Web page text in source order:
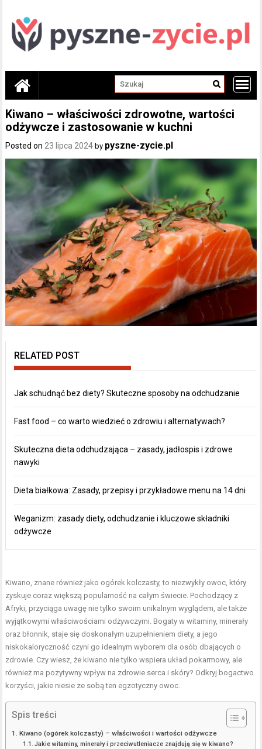
content
Kiwano – właściwości zdrowotne, wartości
odżywcze i zastosowanie w kuchni
Posted on 23 lipca 2024 by pyszne-zycie.pl
RELATED POST
Jak schudnąć bez diety? Skuteczne sposoby na odchudzanie
Fast food – co warto wiedzieć o zdrowiu i alternatywach?
Skuteczna dieta odchudzająca – zasady, jadłospis i zdrowe
nawyki
Dieta białkowa: Zasady, przepisy i przykładowe menu na 14 dni
Weganizm: zasady diety, odchudzanie i kluczowe składniki
odżywcze
Kiwano, znane również jako ogórek kolczasty, to niezwykły owoc, który
zyskuje coraz większą popularność na całym świecie. Pochodzący z
Afryki, przyciąga uwagę nie tylko swoim unikalnym wyglądem, ale także
wyjątkowymi właściwościami odżywczymi. Bogaty w witaminy, minerały
oraz błonnik, staje się doskonałym uzupełnieniem diety, a jego
niskokaloryczność czyni go idealnym wyborem dla osób dbających o
zdrowie. Czy wiesz, że kiwano nie tylko wspiera układ pokarmowy, ale
również ma pozytywny wpływ na zdrowie serca i skóry? Odkryj bogactwo
korzyści, jakie niesie ze sobą ten egzotyczny owoc.
Spis treści
Kiwano (ogórek kolczasty) – właściwości i wartości odżywcze
Jakie witaminy, minerały i przeciwutleniacze znajdują się w kiwano?